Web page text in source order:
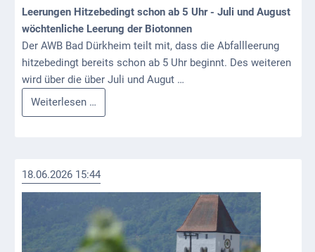
Sitemap
Downloads
Historisches
Bau
Schwesternhaus
Deidesheim
1793
Leerungen Hitzebedingt schon ab 5 Uhr - Juli und August
wöchtenliche Leerung der Biotonnen
Der AWB Bad Dürkheim teilt mit, dass die Abfallleerung
hitzebedingt bereits schon ab 5 Uhr beginnt. Des weiteren
wird über die über Juli und Augut …
Weiterlesen …
zur
18.06.2026 15:44